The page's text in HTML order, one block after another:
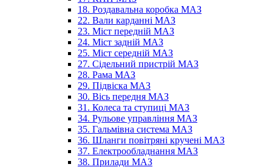
18. Роздавальна коробка МАЗ
22. Вали карданні МАЗ
23. Міст передній МАЗ
24. Міст задній МАЗ
25. Міст середній МАЗ
27. Сідельний пристрій МАЗ
28. Рама МАЗ
29. Підвіска МАЗ
30. Вісь передня МАЗ
31. Колеса та ступиці МАЗ
34. Рульове управління МАЗ
35. Гальмівна система МАЗ
36. Шланги повітряні кручені МАЗ
37. Електрообладнання МАЗ
38. Прилади МАЗ